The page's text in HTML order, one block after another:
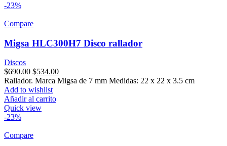
-23%
Compare
Migsa HLC300H7 Disco rallador
Discos
$690.00 Original
price
was:
$690.00.
$534.00Current
price
Rallador. Marca Migsa de 7 mm Medidas: 22 x 22 x 3.5 cm
Add to wishlist
Añadir al carrito
Quick view
-23%
Compare